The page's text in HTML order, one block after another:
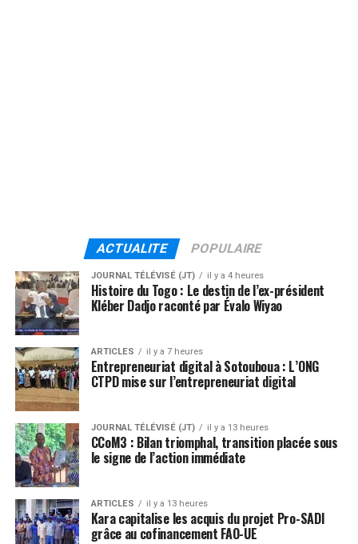
ACTUALITE POPULAIRE
JOURNAL TÉLÉVISÉ (JT) il y a 4 heures
Histoire du Togo : Le destin de l’ex-président
Kléber Dadjo raconté par Évalo Wiyao
ARTICLES il y a 7 heures
Entrepreneuriat digital à Sotouboua : L’ONG
CTPD mise sur l’entrepreneuriat digital
JOURNAL TÉLÉVISÉ (JT) il y a 13 heures
CCoM3 : Bilan triomphal, transition placée sous
le signe de l’action immédiate
ARTICLES il y a 13 heures
Kara capitalise les acquis du projet Pro-SADI
grâce au cofinancement FAO-UE